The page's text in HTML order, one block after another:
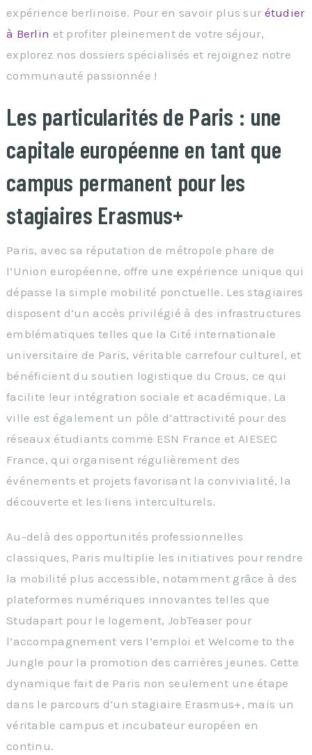
expérience berlinoise. Pour en savoir plus sur étudier
à Berlin et profiter pleinement de votre séjour,
explorez nos dossiers spécialisés et rejoignez notre
communauté passionnée !
Les particularités de Paris : une
capitale européenne en tant que
campus permanent pour les
stagiaires Erasmus+
Paris, avec sa réputation de métropole phare de
l’Union européenne, offre une expérience unique qui
dépasse la simple mobilité ponctuelle. Les stagiaires
disposent d’un accès privilégié à des infrastructures
emblématiques telles que la Cité internationale
universitaire de Paris, véritable carrefour culturel, et
bénéficient du soutien logistique du Crous, ce qui
facilite leur intégration sociale et académique. La
ville est également un pôle d’attractivité pour des
réseaux étudiants comme ESN France et AIESEC
France, qui organisent régulièrement des
événements et projets favorisant la convivialité, la
découverte et les liens interculturels.
Au-delà des opportunités professionnelles
classiques, Paris multiplie les initiatives pour rendre
la mobilité plus accessible, notamment grâce à des
plateformes numériques innovantes telles que
Studapart pour le logement, JobTeaser pour
l’accompagnement vers l’emploi et Welcome to the
Jungle pour la promotion des carrières jeunes. Cette
dynamique fait de Paris non seulement une étape
dans le parcours d’un stagiaire Erasmus+, mais un
véritable campus et incubateur européen en
continu.